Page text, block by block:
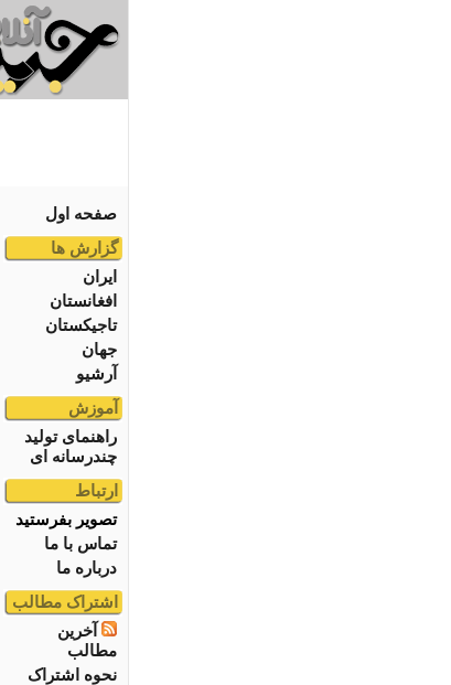
صفحه اول
گزارش ها
ایران
افغانستان
تاجیکستان
جهان
آرشیو
آموزش
راهنمای تولید
چندرسانه ای
ارتباط
تصویر بفرستید
تماس با ما
درباره ما
اشتراک مطالب
آخرین
مطالب
نحوه اشتراک